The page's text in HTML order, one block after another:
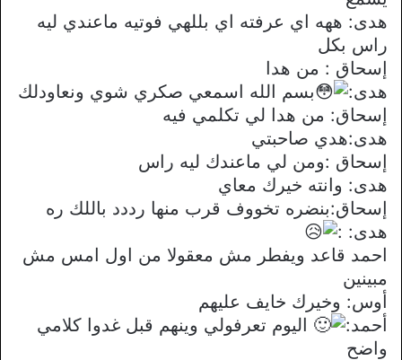
هدى: ههه اي عرفته اي بللهي فوتيه ماعندي ليه
راس بكل
إسحاق : من هدا
هدى:
بسم الله اسمعي صكري شوي ونعاودلك
إسحاق: من هدا لي تكلمي فيه
هدى:هدي صاحبتي
إسحاق :ومن لي ماعندك ليه راس
هدى: وانته خيرك معاي
إسحاق:بنضره تخووف قرب منها رددد باللك ره
هدى: :
احمد قاعد ويفطر مش معقولا من اول امس مش
مبينين
أوس: وخيرك خايف عليهم
أحمد:
اليوم تعرفولي وينهم قبل غدوا كلامي
واضح